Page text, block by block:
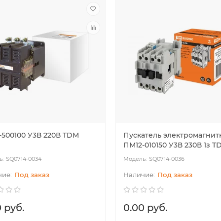
LED ДСП 1200 4000лм
6000К IP65 TDM
75.2
серии СВО 295х1195, 40 Вт, 6000
хром, TDM
109 79.96 BYN
У3В 220В TDM
SQ0714-0034
Под заказ
руб.
Пускатель
ПМ12-010150 У3В 230В 1з
SQ0714-0036
Под заказ
0.00 руб.